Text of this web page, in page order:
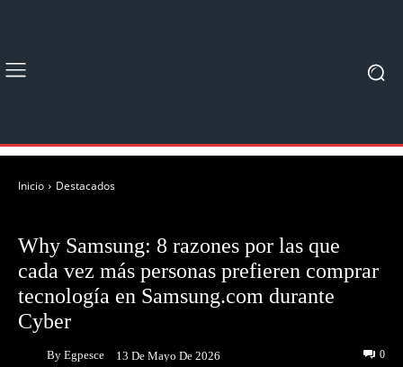
Inicio Destacados
Why Samsung: 8 razones por las que
cada vez más personas prefieren comprar
tecnología en Samsung.com durante
Cyber
By Egpesce 13 De Mayo De 2026 0